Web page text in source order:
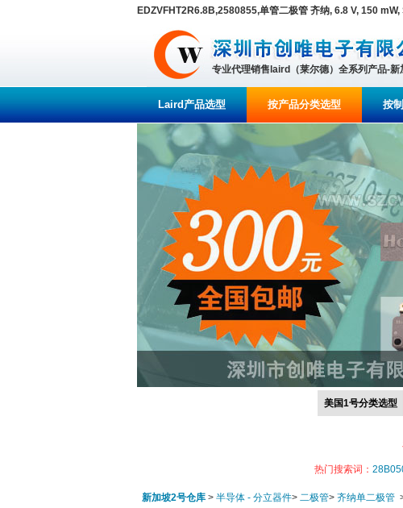
EDZVFHT2R6.8B,2580855,单管二极管 齐纳, 6.8 V, 150
专业代理销售laird（莱尔德）全系列产品-新
Laird产品选型 按产品分类选型 按
美国1号分类选型
热门搜索词：
新加坡2号仓库 > 半导体 - 分立器件> 二极管> 齐纳单二极管